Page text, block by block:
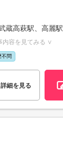
蔵高萩駅、高麗駅
内容を見てみる ∨
不問
詳細を見る